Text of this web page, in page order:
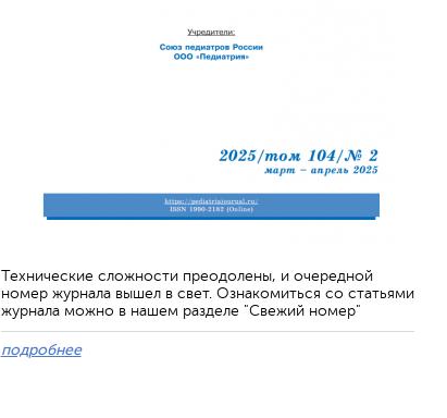
Технические сложности преодолены, и очередной
номер журнала вышел в свет. Ознакомиться со статьями
журнала можно в нашем разделе "Свежий номер"
подробнее